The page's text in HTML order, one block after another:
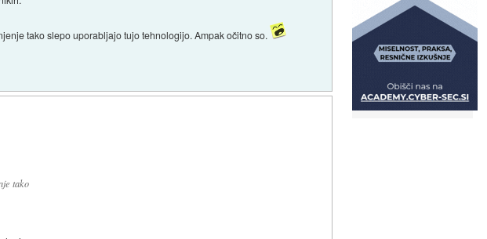
tako slepo uporabljajo tujo tehnologijo. Ampak očitno so.
tako